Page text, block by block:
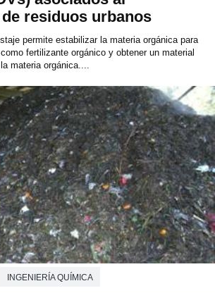
residuos urbanos
permite estabilizar la materia orgánica para
fertilizante orgánico y obtener un material
materia orgánica....
INGENIERÍA QUÍMICA